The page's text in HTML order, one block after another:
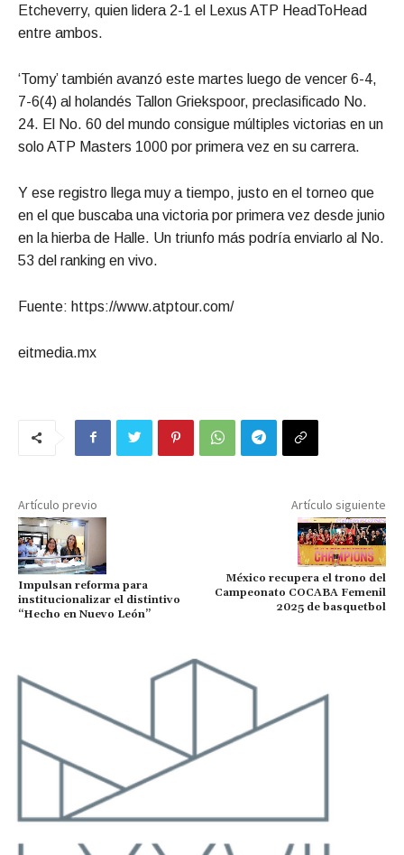
Etcheverry, quien lidera 2-1 el Lexus ATP HeadToHead
entre ambos.
‘Tomy’ también avanzó este martes luego de vencer 6-4,
7-6(4) al holandés Tallon Griekspoor, preclasificado No.
24. El No. 60 del mundo consigue múltiples victorias en un
solo ATP Masters 1000 por primera vez en su carrera.
Y ese registro llega muy a tiempo, justo en el torneo que
en el que buscaba una victoria por primera vez desde junio
en la hierba de Halle. Un triunfo más podría enviarlo al No.
53 del ranking en vivo.
Fuente: https://www.atptour.com/
eitmedia.mx
Artículo previo
Impulsan reforma para
institucionalizar el distintivo
“Hecho en Nuevo León”
Artículo siguiente
México recupera el trono del
Campeonato COCABA Femenil
2025 de basquetbol